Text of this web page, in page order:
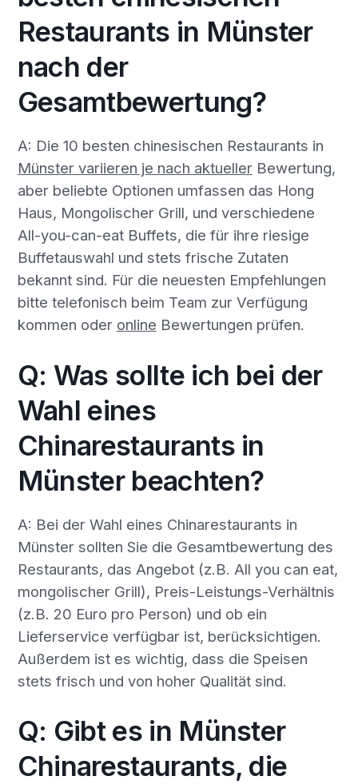
Restaurants in Münster
nach der
Gesamtbewertung?
A: Die 10 besten chinesischen Restaurants in
Münster variieren je nach aktuellerBewertung,
aber beliebte Optionen umfassen das Hong
Haus, Mongolischer Grill, und verschiedene
All-you-can-eat Buffets, die für ihre riesige
Buffetauswahl und stets frische Zutaten
bekannt sind. Für die neuesten Empfehlungen
bitte telefonisch beim Team zur Verfügung
kommen oder online Bewertungen prüfen.
Q: Was sollte ich bei der
Wahl eines
Chinarestaurants in
Münster beachten?
A: Bei der Wahl eines Chinarestaurants in
Münster sollten Sie die Gesamtbewertung des
Restaurants, das Angebot (z.B. All you can eat,
mongolischer Grill), Preis-Leistungs-Verhältnis
(z.B. 20 Euro pro Person) und ob ein
Lieferservice verfügbar ist, berücksichtigen.
Außerdem ist es wichtig, dass die Speisen
stets frisch und von hoher Qualität sind.
Q: Gibt es in Münster
Chinarestaurants, die